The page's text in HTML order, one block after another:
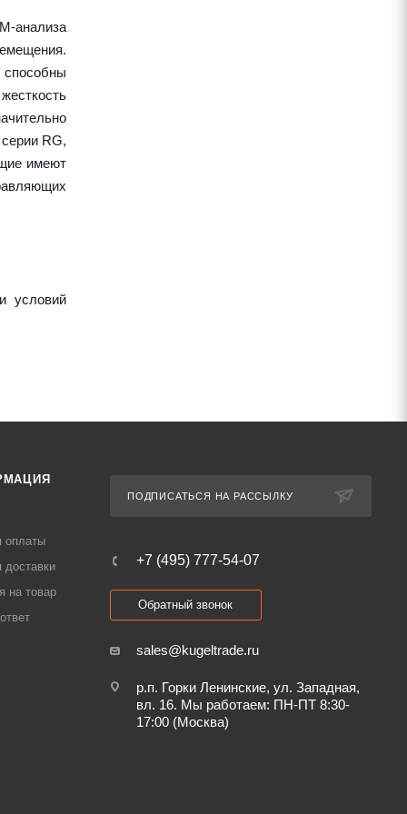
анализа
RG,
имеют
условий
оплаты
доставки
на товар
ПОДПИСАТЬСЯ НА РАССЫЛКУ
+7 (495) 777-54-07
Обратный звонок
sales@kugeltrade.ru
р.п. Горки Ленинские, ул. Западная,
вл. 16. Мы работаем: ПН-ПТ 8:30-
17:00 (Москва)